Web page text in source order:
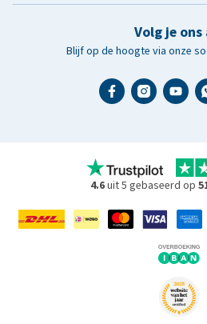
Volg je ons
Blijf op de hoogte via onze
4.6uit 5 gebaseerd op